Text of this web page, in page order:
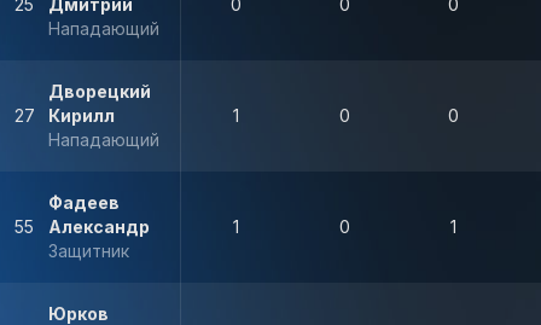
25
Дмитрий
Нападающий
0 0 0
27
Дворецкий
Кирилл
Нападающий
1 0 0
55
Фадеев
Александр
Защитник
1 0 1
Юрков